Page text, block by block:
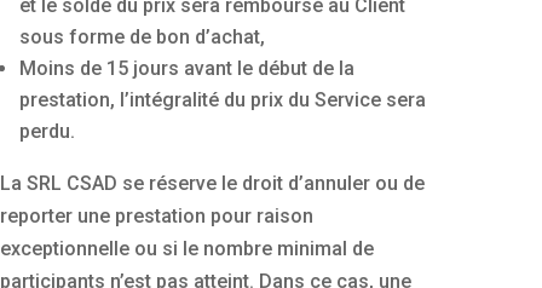
et le solde du prix sera remboursé au Client
sous forme de bon d’achat,
Moins de 15 jours avant le début de la
prestation, l’intégralité du prix du Service sera
perdu.
La SRL CSAD se réserve le droit d’annuler ou de
reporter une prestation pour raison
exceptionnelle ou si le nombre minimal de
participants n’est pas atteint. Dans ce cas, une